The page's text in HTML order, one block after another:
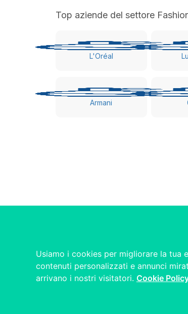
Usiamo i cookies per migliorare la tua
contenuti personalizzati e annunci
arrivano i nostri visitatori. Cookie
Top aziende del settore
L'Oréal
Armani